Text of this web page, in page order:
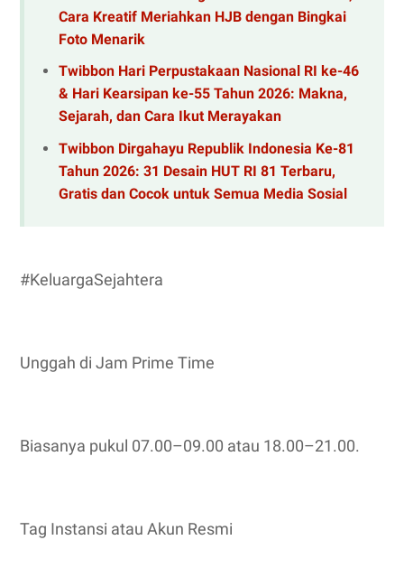
Cara Kreatif Meriahkan HJB dengan Bingkai
Foto Menarik
Twibbon Hari Perpustakaan Nasional RI ke-46
& Hari Kearsipan ke-55 Tahun 2026: Makna,
Sejarah, dan Cara Ikut Merayakan
Twibbon Dirgahayu Republik Indonesia Ke-81
Tahun 2026: 31 Desain HUT RI 81 Terbaru,
Gratis dan Cocok untuk Semua Media Sosial
#KeluargaSejahtera
Unggah di Jam Prime Time
Biasanya pukul 07.00–09.00 atau 18.00–21.00.
Tag Instansi atau Akun Resmi